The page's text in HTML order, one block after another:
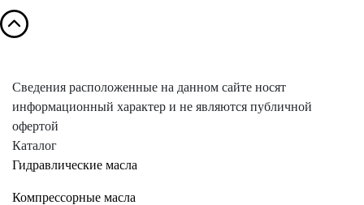
Сведения расположенные на данном сайте носят
информационный характер и не являются публичной
офертой
Каталог
Гидравлические масла
Компрессорные масла